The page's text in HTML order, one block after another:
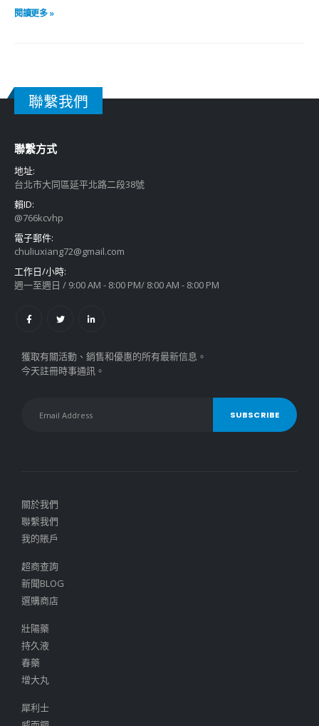
閱讀更多 »
聯繫我們
聯繫方式
地址:
台北市大同區延平北路二段38號
賴ID:
@766kcvhp
電子郵件:
chuliuxiang72@gmail.com
工作日/小時:
週一至週日 / 9:00 AM - 8:00 PM/ 8:00 AM - 8:00 PM
獲取有關活動、銷售和優惠的所有最新信息。
今天註冊時事通訊。
關於我們
聯繫我們
我的賬戶
超商查詢
新聞BLOG
選購商店
壯陽藥
持久液
春藥
增大丸
犀利士